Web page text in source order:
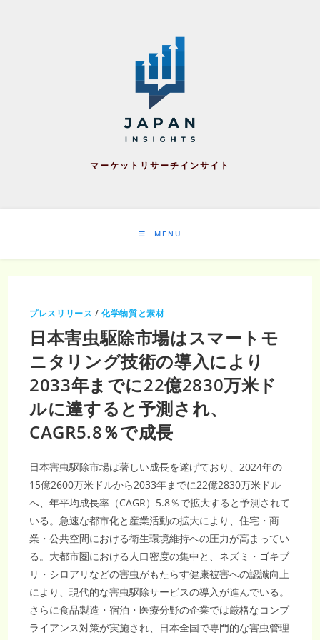
マーケットリサーチインサイト
MENU
プレスリリース /化学物質と素材
日本害虫駆除市場はスマートモ
ニタリング技術の導入により
2033年までに22億2830万米ド
ルに達すると予測され、
CAGR5.8％で成長
日本害虫駆除市場は著しい成長を遂げており、2024年の
15億2600万米ドルから2033年までに22億2830万米ドル
へ、年平均成長率（CAGR）5.8％で拡大すると予測されて
いる。急速な都市化と産業活動の拡大により、住宅・商
業・公共空間における衛生環境維持への圧力が高まってい
る。大都市圏における人口密度の集中と、ネズミ・ゴキブ
リ・シロアリなどの害虫がもたらす健康被害への認識向上
により、現代的な害虫駆除サービスの導入が進んでいる。
さらに食品製造・宿泊・医療分野の企業では厳格なコンプ
ライアンス対策が実施され、日本全国で専門的な害虫管理